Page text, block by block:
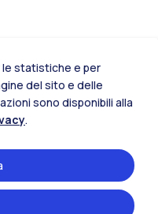
statistiche e per
del sito e delle
sono disponibili alla
.